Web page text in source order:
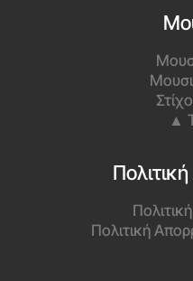
▲
Πολιτική